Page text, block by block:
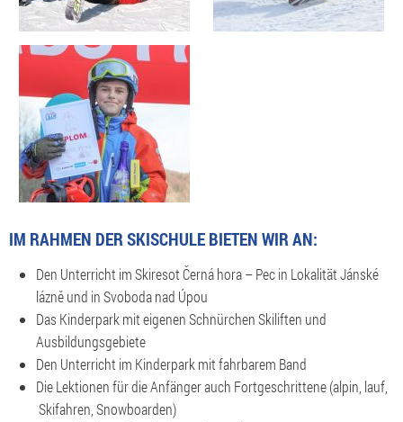
IM RAHMEN DER SKISCHULE BIETEN WIR AN:
Den Unterricht im Skiresot Černá hora – Pec in Lokalität Jánské
lázně und in Svoboda nad Úpou
Das Kinderpark mit eigenen Schnürchen Skiliften und
Ausbildungsgebiete
Den Unterricht im Kinderpark mit fahrbarem Band
Die Lektionen für die Anfänger auch Fortgeschrittene (alpin, lauf,
Skifahren, Snowboarden)